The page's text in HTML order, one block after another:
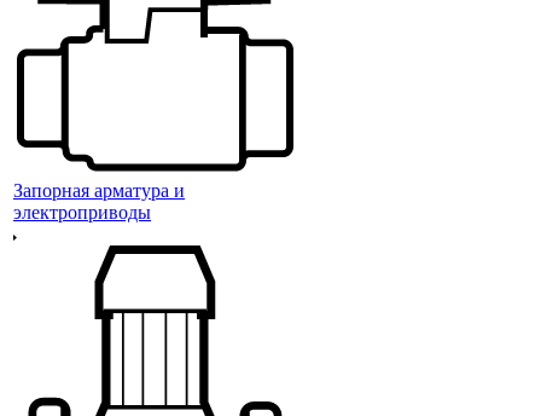
Запорная арматура и
электроприводы